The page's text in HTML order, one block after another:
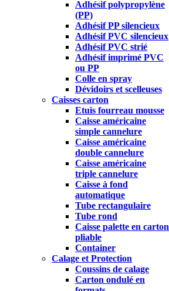
Adhésif polypropylène
(PP)
Adhésif PP silencieux
Adhésif PVC silencieux
Adhésif PVC strié
Adhésif imprimé PVC
ou PP
Colle en spray
Dévidoirs et scelleuses
Caisses carton
Etuis fourreau mousse
Caisse américaine
simple cannelure
Caisse américaine
double cannelure
Caisse américaine
triple cannelure
Caisse à fond
automatique
Tube rectangulaire
Tube rond
Caisse palette en carton
pliable
Container
Calage et Protection
Coussins de calage
Carton ondulé en